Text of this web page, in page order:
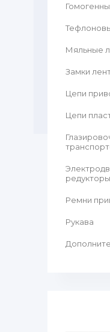
Мяльные
Замки
Цепи
Цепи
редукторы
Ремни
Рукава